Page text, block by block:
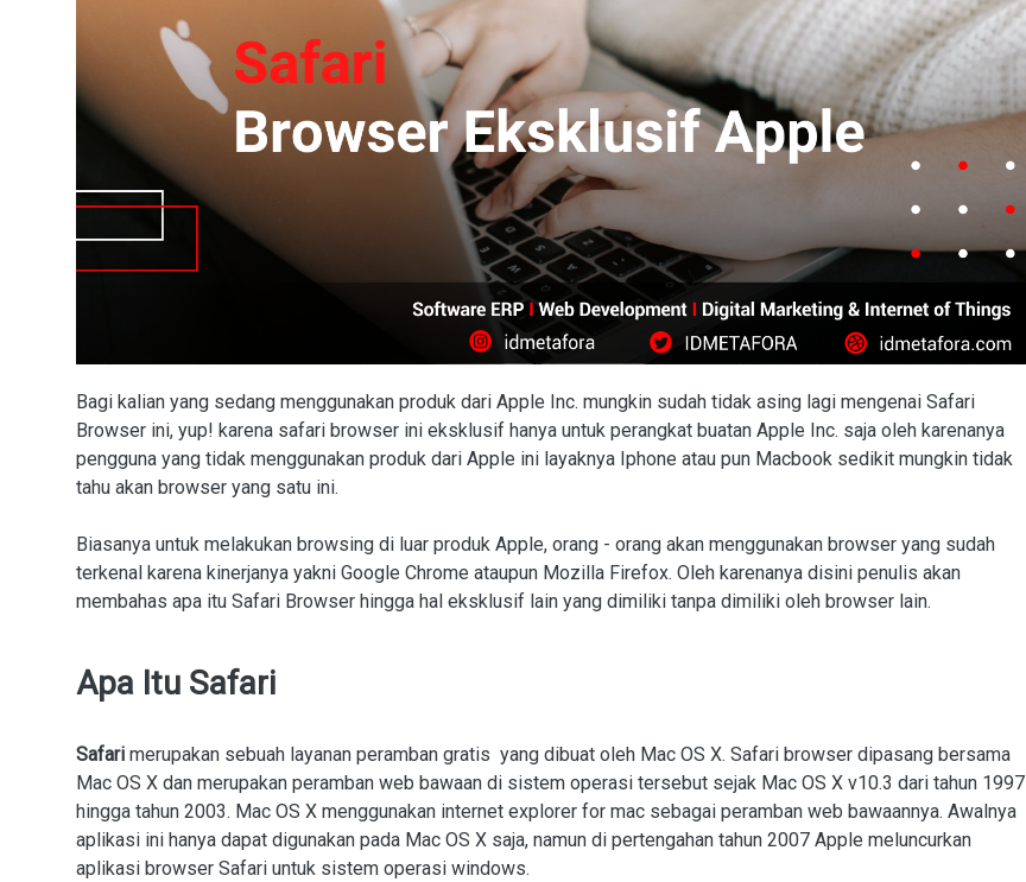
Bagi kalian yang sedang menggunakan produk dari Apple Inc. mungkin sudah tidak asing lagi mengenai Safari
Browser ini, yup! karena safari browser ini eksklusif hanya untuk perangkat buatan Apple Inc. saja oleh karenanya
pengguna yang tidak menggunakan produk dari Apple ini layaknya Iphone atau pun Macbook sedikit mungkin tidak
tahu akan browser yang satu ini.
Biasanya untuk melakukan browsing di luar produk Apple, orang - orang akan menggunakan browser yang sudah
terkenal karena kinerjanya yakni Google Chrome ataupun Mozilla Firefox. Oleh karenanya disini penulis akan
membahas apa itu Safari Browser hingga hal eksklusif lain yang dimiliki tanpa dimiliki oleh browser lain.
Apa Itu Safari
Safari merupakan sebuah layanan peramban gratis yang dibuat oleh Mac OS X. Safari browser dipasang bersama
Mac OS X dan merupakan peramban web bawaan di sistem operasi tersebut sejak Mac OS X v10.3 dari tahun 1997
hingga tahun 2003. Mac OS X menggunakan internet explorer for mac sebagai peramban web bawaannya. Awalnya
aplikasi ini hanya dapat digunakan pada Mac OS X saja, namun di pertengahan tahun 2007 Apple meluncurkan
aplikasi browser Safari untuk sistem operasi windows.